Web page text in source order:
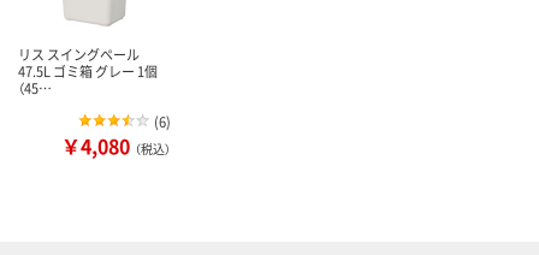
リス スイングペール
47.5L ゴミ箱 グレー 1個
（45…
(6)
￥4,080 （税込）